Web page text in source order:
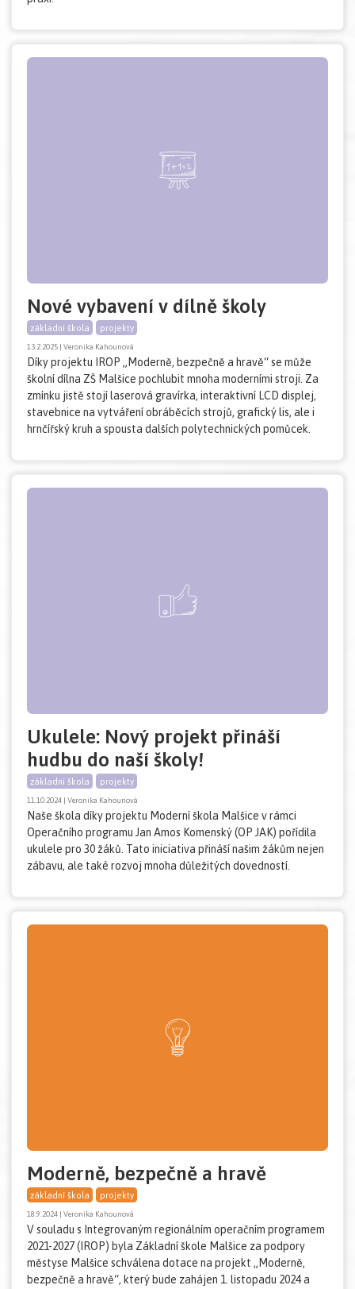
Nové vybavení v dílně školy
základní škola projekty
13.2.2025 | Veronika Kahounová
Díky projektu IROP „Moderně, bezpečně a hravě“ se může
školní dílna ZŠ Malšice pochlubit mnoha moderními stroji. Za
zmínku jistě stojí laserová gravírka, interaktivní LCD displej,
stavebnice na vytváření obráběcích strojů, grafický lis, ale i
hrnčířský kruh a spousta dalších polytechnických pomůcek.
Ukulele: Nový projekt přináší
hudbu do naší školy!
základní škola projekty
11.10.2024 | Veronika Kahounová
Naše škola díky projektu Moderní škola Malšice v rámci
Operačního programu Jan Amos Komenský (OP JAK) pořídila
ukulele pro 30 žáků. Tato iniciativa přináší našim žákům nejen
zábavu, ale také rozvoj mnoha důležitých dovedností.
Moderně, bezpečně a hravě
základní škola projekty
18.9.2024 | Veronika Kahounová
V souladu s Integrovaným regionálním operačním programem
2021-2027 (IROP) byla Základní škole Malšice za podpory
městyse Malšice schválena dotace na projekt „Moderně,
bezpečně a hravě“, který bude zahájen 1. listopadu 2024 a